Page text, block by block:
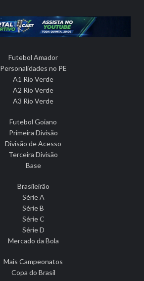
Futebol Amador
Personalidades no PE
A1 Rio Verde
A2 Rio Verde
A3 Rio Verde
Futebol Goiano
Primeira Divisão
Divisão de Acesso
Terceira Divisão
Base
Brasileirão
Série A
Série B
Série C
Série D
Mercado da Bola
Mais Campeonatos
Copa do Brasil